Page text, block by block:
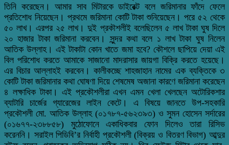
তিনি করেছেন। আমার সাব মিটারকে ডাইরেক্ট বলে জরিমানার ফাঁদে ফেলে
প্রতিশোধ নিয়েছেন। প্রথমে জরিমানা কোটি টাকা শুনিয়েছেন। পরে ৫২ থেকে
৫০ লাখ। এরপর ২৫ লাখ। দুই প্রকৗশলীই বলেছিলেন ৫ লাখ টাকা ঘুষ দিলে
২০ হাজার টাকা জরিমানা করবেন। সুন্দর কথা বলে ১ লাখ টাকা ঘুষ নিলেন
আতিক উল্লাহ। এই টাকাটা কোন খাতে জমা হবে? কৌশলে ছাপিয়ে দেয়া এই
বিল পরিশোধ করতে আমাকে সাজানো মাদরাসার জায়গা বিক্রি করতে হয়েছে।
এর বিচার আল্লাহই করবেন। কালীকচ্ছে শাহজাহান নামের এক ব্যক্তিকে ৩
কোটি টাকা জরিমানার কথা ঘোষণা দিয়ে শেষমেষ অজানা কারণে জরিমানা করেছেন
৪ লক্ষাধিক টাকা। এই প্রকৌশলীরা এখন এমন খেলা খেলছেন অটোরিকশার
ব্যাটারি চার্জের গ্যারেজের লাইন কেটে। এ বিষয়ে জানতে উপ-সহকারি
প্রকৌশলী মো. আতিক উল্লাহ (০১৭৮৭-৫৬২৩৯৩) ও সুমন হোসেন সর্দারের
(০১৬৭৭-২৩৮৮৫৮) মুঠোফোনে একাধিকবার ফোন দিলেও তারা রিসিভ
করেননি। সরাইল পিডিবি’র নির্বাহী প্রকৌশলী (বিক্রয় ও বিতরণ বিভাগ) আব্দুর